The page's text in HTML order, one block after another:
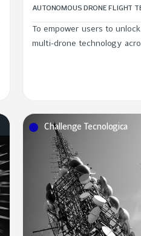
AUTONOMOUS DRONE FLIGHT
To empower users to
multi-drone technology
Challenge Tecnologica